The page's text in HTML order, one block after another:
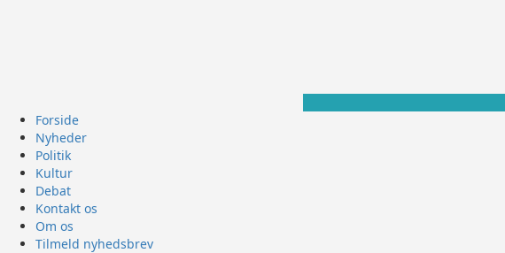
Primary
Menu
Forside
Nyheder
Politik
Kultur
Debat
Kontakt os
Om os
Tilmeld nyhedsbrev